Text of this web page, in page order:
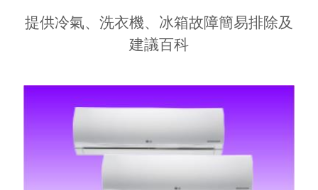
提供冷氣、洗衣機、冰箱故障簡易排除及
建議百科